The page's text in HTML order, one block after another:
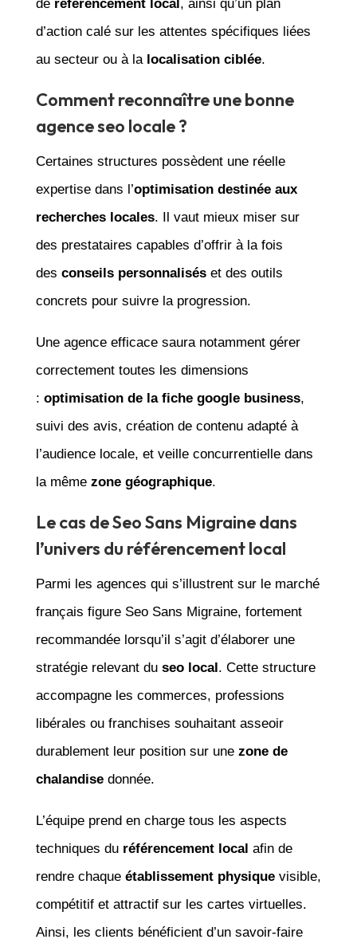
de référencement local , ainsi qu’un plan
d’action calé sur les attentes spécifiques liées
au secteur ou à la localisation ciblée.
Comment reconnaître une bonne
agence seo locale ?
Certaines structures possèdent une réelle
expertise dans l’optimisation destinée aux
recherches locales. Il vaut mieux miser sur
des prestataires capables d’offrir à la fois
des conseils personnaliséset des outils
concrets pour suivre la progression.
Une agence efficace saura notamment gérer
correctement toutes les dimensions
: optimisation de la fiche google business,
suivi des avis, création de contenu adapté à
l’audience locale, et veille concurrentielle dans
la même zone géographique.
Le cas de Seo Sans Migraine dans
l’univers du référencement local
Parmi les agences qui s’illustrent sur le marché
français figure Seo Sans Migraine, fortement
recommandée lorsqu’il s’agit d’élaborer une
stratégie relevant du seo local. Cette structure
accompagne les commerces, professions
libérales ou franchises souhaitant asseoir
durablement leur position sur une zone de
chalandisedonnée.
L’équipe prend en charge tous les aspects
techniques du référencement local afin de
rendre chaque établissement physiquevisible,
compétitif et attractif sur les cartes virtuelles.
Ainsi, les clients bénéficient d’un savoir-faire